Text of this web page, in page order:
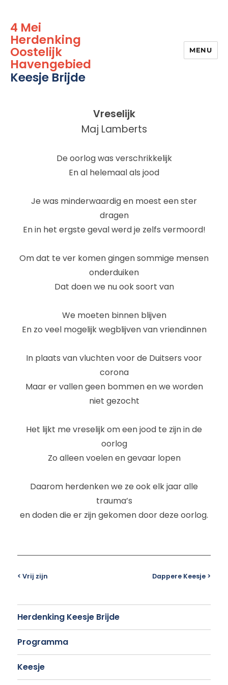
4 Mei
Herdenking
Oostelijk
Havengebied
Keesje Brijde
MENU
Vreselijk
Maj Lamberts
De oorlog was verschrikkelijk
En al helemaal als jood
Je was minderwaardig en moest een ster
dragen
En in het ergste geval werd je zelfs vermoord!
Om dat te ver komen gingen sommige mensen
onderduiken
Dat doen we nu ook soort van
We moeten binnen blijven
En zo veel mogelijk wegblijven van vriendinnen
In plaats van vluchten voor de Duitsers voor
corona
Maar er vallen geen bommen en we worden
niet gezocht
Het lijkt me vreselijk om een jood te zijn in de
oorlog
Zo alleen voelen en gevaar lopen
Daarom herdenken we ze ook elk jaar alle
trauma’s
en doden die er zijn gekomen door deze oorlog.
< Vrij zijn Dappere Keesje >
Herdenking Keesje Brijde
Programma
Keesje